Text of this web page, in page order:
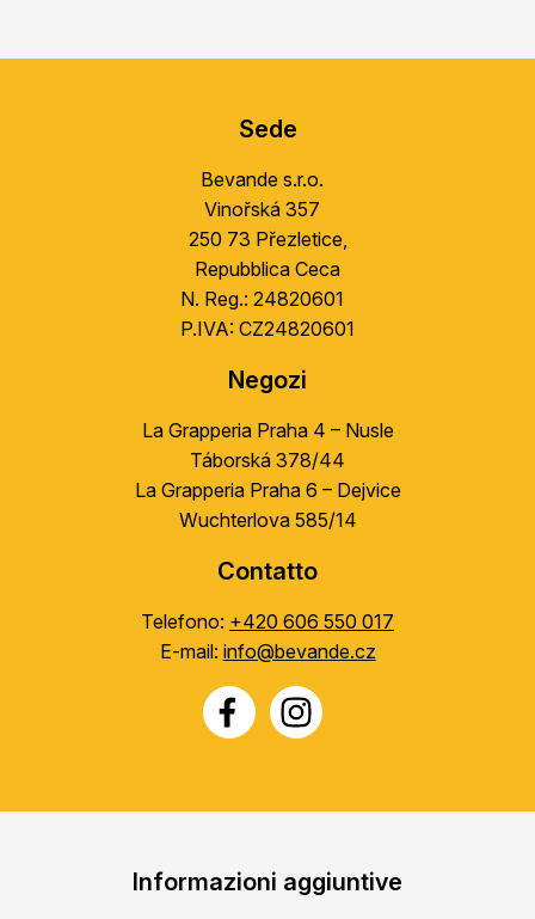
Sede
Bevande s.r.o.
Vinořská 357
250 73 Přezletice,
Repubblica Ceca
N. Reg.: 24820601
P.IVA: CZ24820601
Negozi
La Grapperia Praha 4 – Nusle
Táborská 378/44
La Grapperia Praha 6 – Dejvice
Wuchterlova 585/14
Contatto
Telefono: +420 606 550 017
E-mail: info@bevande.cz
Informazioni aggiuntive